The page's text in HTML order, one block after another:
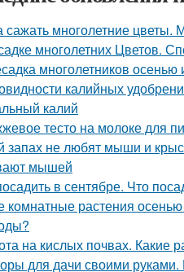
сажать многолетние цветы.
многолетних Цветов.
многолетников
калийных
калий
тесто на молоке для
запах не любят мыши и
мышей
в сентябре. Что
комнатные растения
на кислых почвах. Какие
для дачи своими руками.